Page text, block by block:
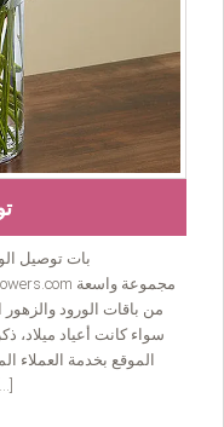
من باقات الورود
سواء كانت أعياد ميلاد،
الموقع بخدمة العملاء